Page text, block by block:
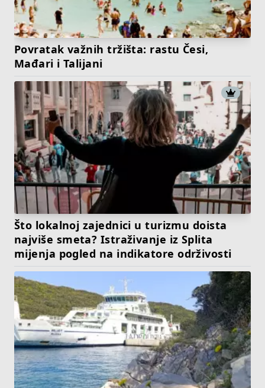
Povratak važnih tržišta: rastu Česi,
Mađari i Talijani
Što lokalnoj zajednici u turizmu doista
najviše smeta? Istraživanje iz Splita
mijenja pogled na indikatore održivosti